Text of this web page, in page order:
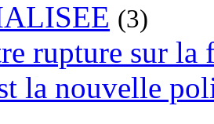
(3)
rupture sur
la nouvelle